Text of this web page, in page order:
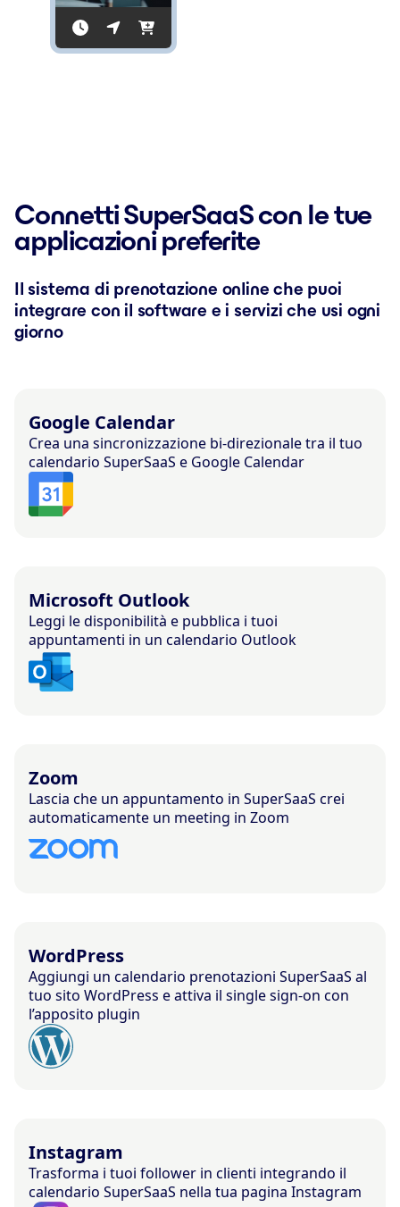
Connetti SuperSaaS con le tue
applicazioni preferite
Il sistema di prenotazione online che puoi
integrare con il software e i servizi che usi ogni
giorno
Google Calendar
Crea una sincronizzazione bi-direzionale tra il tuo
calendario SuperSaaS e Google Calendar
Microsoft Outlook
Leggi le disponibilità e pubblica i tuoi
appuntamenti in un calendario Outlook
Zoom
Lascia che un appuntamento in SuperSaaS crei
automaticamente un meeting in Zoom
WordPress
Aggiungi un calendario prenotazioni SuperSaaS al
tuo sito WordPress e attiva il single sign-on con
l’apposito plugin
Instagram
Trasforma i tuoi follower in clienti integrando il
calendario SuperSaaS nella tua pagina Instagram